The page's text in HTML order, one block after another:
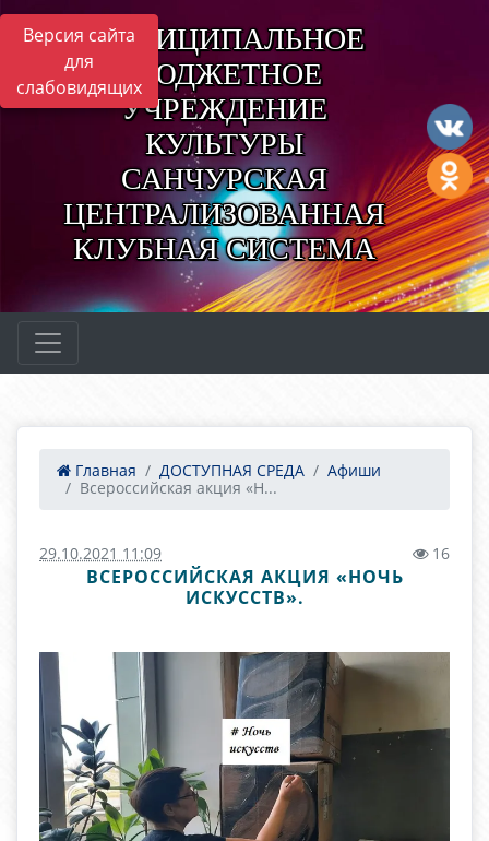
Версия сайта
для
слабовидящих
МУНИЦИПАЛЬНОЕ
БЮДЖЕТНОЕ
УЧРЕЖДЕНИЕ
КУЛЬТУРЫ
САНЧУРСКАЯ
ЦЕНТРАЛИЗОВАННАЯ
КЛУБНАЯ СИСТЕМА
Главная ДОСТУПНАЯ СРЕДА
Афиши
Всероссийская акция «Н...
29.10.2021 11:09 16
ВСЕРОССИЙСКАЯ АКЦИЯ «НОЧЬ
ИСКУССТВ».